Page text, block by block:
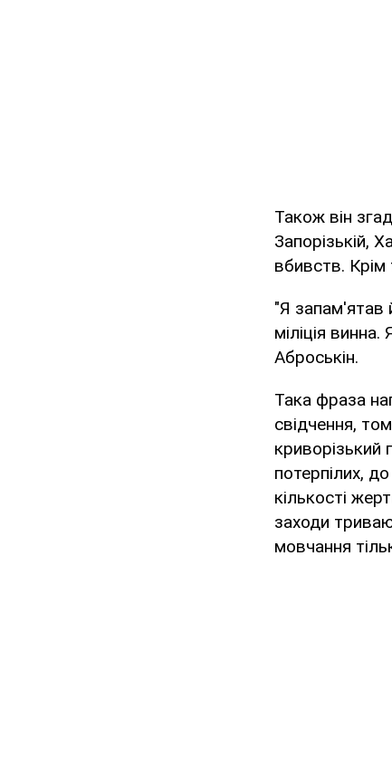
Також він
Запорізькій,
вбивств.
"Я запам'ятав
міліція
Аброськін.
Така фраза
свідчення,
криворізький
потерпілих,
кількості
заходи
мовчання